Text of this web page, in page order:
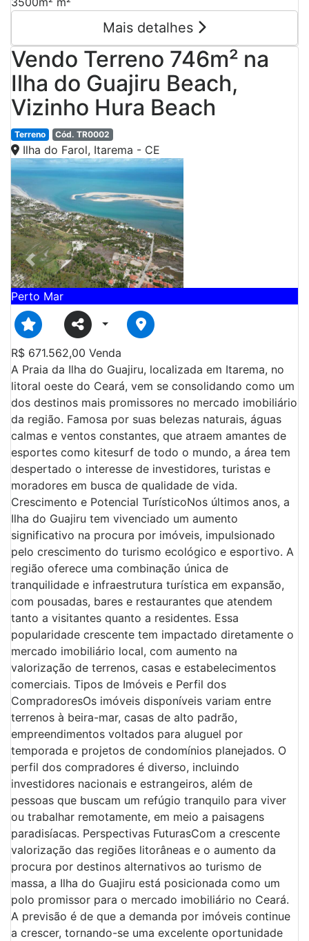
Mais detalhes
Vendo Terreno 746m² na
Ilha do Guajiru Beach,
Vizinho Hura Beach
Terreno Cód. TR0002
Ilha do Farol, Itarema - CE
Previous
Perto Mar
R$ 671.562,00 Venda
A Praia da Ilha do Guajiru, localizada em Itarema, no
litoral oeste do Ceará, vem se consolidando como um
dos destinos mais promissores no mercado imobiliário
da região. Famosa por suas belezas naturais, águas
calmas e ventos constantes, que atraem amantes de
esportes como kitesurf de todo o mundo, a área tem
despertado o interesse de investidores, turistas e
moradores em busca de qualidade de vida.
Crescimento e Potencial TurísticoNos últimos anos, a
Ilha do Guajiru tem vivenciado um aumento
significativo na procura por imóveis, impulsionado
pelo crescimento do turismo ecológico e esportivo. A
região oferece uma combinação única de
tranquilidade e infraestrutura turística em expansão,
com pousadas, bares e restaurantes que atendem
tanto a visitantes quanto a residentes. Essa
popularidade crescente tem impactado diretamente o
mercado imobiliário local, com aumento na
valorização de terrenos, casas e estabelecimentos
comerciais. Tipos de Imóveis e Perfil dos
CompradoresOs imóveis disponíveis variam entre
terrenos à beira-mar, casas de alto padrão,
empreendimentos voltados para aluguel por
temporada e projetos de condomínios planejados. O
perfil dos compradores é diverso, incluindo
investidores nacionais e estrangeiros, além de
pessoas que buscam um refúgio tranquilo para viver
ou trabalhar remotamente, em meio a paisagens
paradisíacas. Perspectivas FuturasCom a crescente
valorização das regiões litorâneas e o aumento da
procura por destinos alternativos ao turismo de
massa, a Ilha do Guajiru está posicionada como um
polo promissor para o mercado imobiliário no Ceará.
A previsão é de que a demanda por imóveis continue
a crescer, tornando-se uma excelente oportunidade